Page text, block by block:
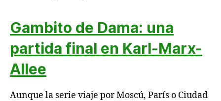
Gambito de Dama: una
partida final en Karl-Marx-
Allee
Aunque la serie viaje por Moscú, París o Ciudad